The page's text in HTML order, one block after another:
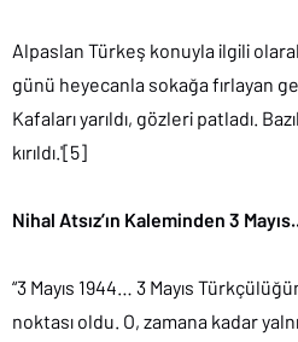
Alpaslan Türkeş konuyla ilgili olarak
günü heyecanla sokağa fırlayan
Kafaları yarıldı, gözleri patladı.
kırıldı.'[5]
Nihal Atsız’ın Kaleminden 3
“3 Mayıs 1944… 3 Mayıs
noktası oldu. O, zamana kadar